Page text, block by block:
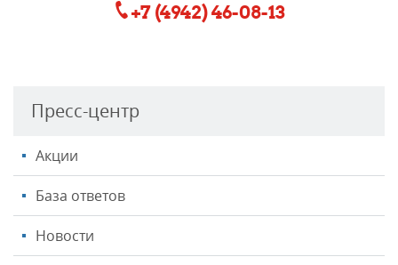
+7 (4942) 46-08-13
Пресс-центр
Акции
База ответов
Новости